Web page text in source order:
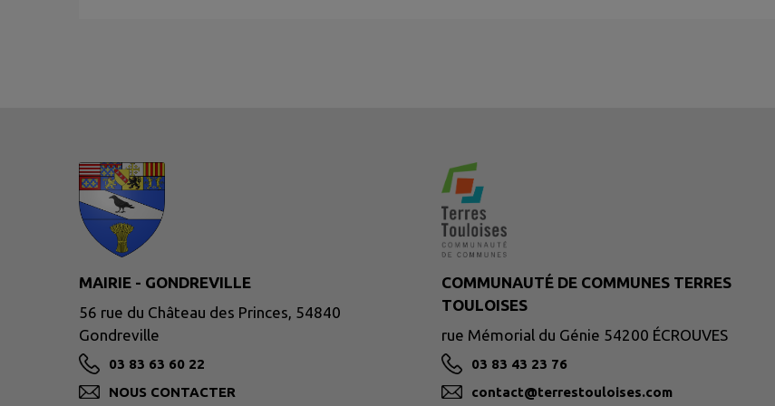
MAIRIE - GONDREVILLE
56 rue du Château des Princes, 54840
Gondreville
03 83 63 60 22
NOUS CONTACTER
COMMUNAUTÉ DE COMMUNES TERRES
TOULOISES
rue Mémorial du Génie 54200 ÉCROUVES
03 83 43 23 76
contact@terrestouloises.com